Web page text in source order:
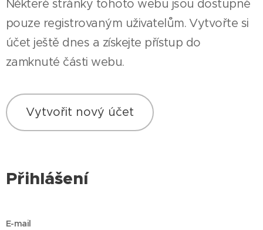
Některé stránky tohoto webu jsou dostupné
pouze registrovaným uživatelům. Vytvořte si
účet ještě dnes a získejte přístup do
zamknuté části webu.
Vytvořit nový účet
Přihlášení
E-mail